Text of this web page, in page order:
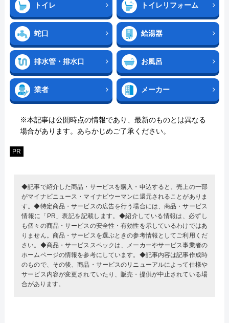
トイレ トイレリフォーム
蛇口 給湯器
排水管・排水口 お風呂
業者 メーカー
※本記事は公開時点の情報であり、最新のものとは異なる
場合があります。あらかじめご了承ください。
PR
◆記事で紹介した商品・サービスを購入・申込すると、売上の一部
がマイナビニュース・マイナビウーマンに還元されることがありま
す。◆特定商品・サービスの広告を行う場合には、商品・サービス
情報に「PR」表記を記載します。◆紹介している情報は、必ずし
も個々の商品・サービスの安全性・有効性を示しているわけではあ
りません。商品・サービスを選ぶときの参考情報としてご利用くだ
さい。◆商品・サービススペックは、メーカーやサービス事業者の
ホームページの情報を参考にしています。◆記事内容は記事作成時
のもので、その後、商品・サービスのリニューアルによって仕様や
サービス内容が変更されていたり、販売・提供が中止されている場
合があります。